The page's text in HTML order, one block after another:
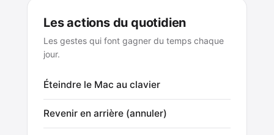
Les actions du quotidien
Les gestes qui font gagner du temps chaque
jour.
Éteindre le Mac au clavier
Revenir en arrière (annuler)